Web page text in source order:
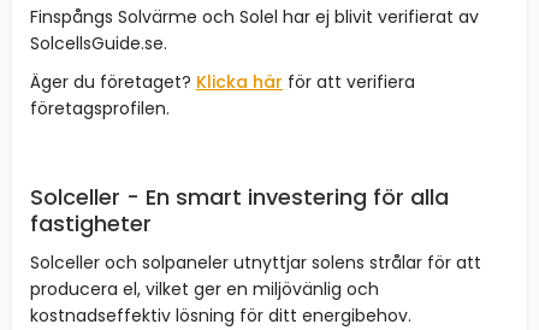
Finspångs Solvärme och Solel har ej blivit verifierat av
SolcellsGuide.se.
Äger du företaget? Klicka här för att verifiera
företagsprofilen.
Solceller - En smart investering för alla
fastigheter
Solceller och solpaneler utnyttjar solens strålar för att
producera el, vilket ger en miljövänlig och
kostnadseffektiv lösning för ditt energibehov.